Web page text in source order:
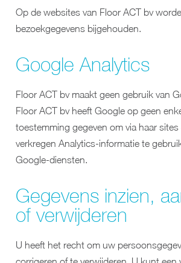
Op de websites van Floor ACT bv
bezoekgegevens bijgehouden.
Google Analytics
Floor ACT bv maakt geen gebruik van
Floor ACT bv heeft Google op geen
toestemming gegeven om via haar
verkregen Analytics-informatie te
Google-diensten.
Gegevens inzien,
of verwijderen
U heeft het recht om uw